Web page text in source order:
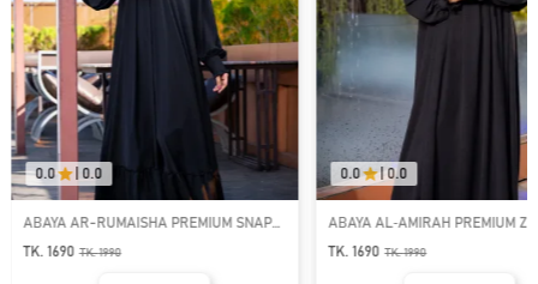
0.0 0.0
ABAYA AR-RUMAISHA PREMIUM SNAP
BUTTON ABAYA
TK. 1690 TK.1990
0.0 | 0.0
ABAYA AL‑AMIRAH PREMIUM
NECK ABAYA
TK. 1690 TK.1990